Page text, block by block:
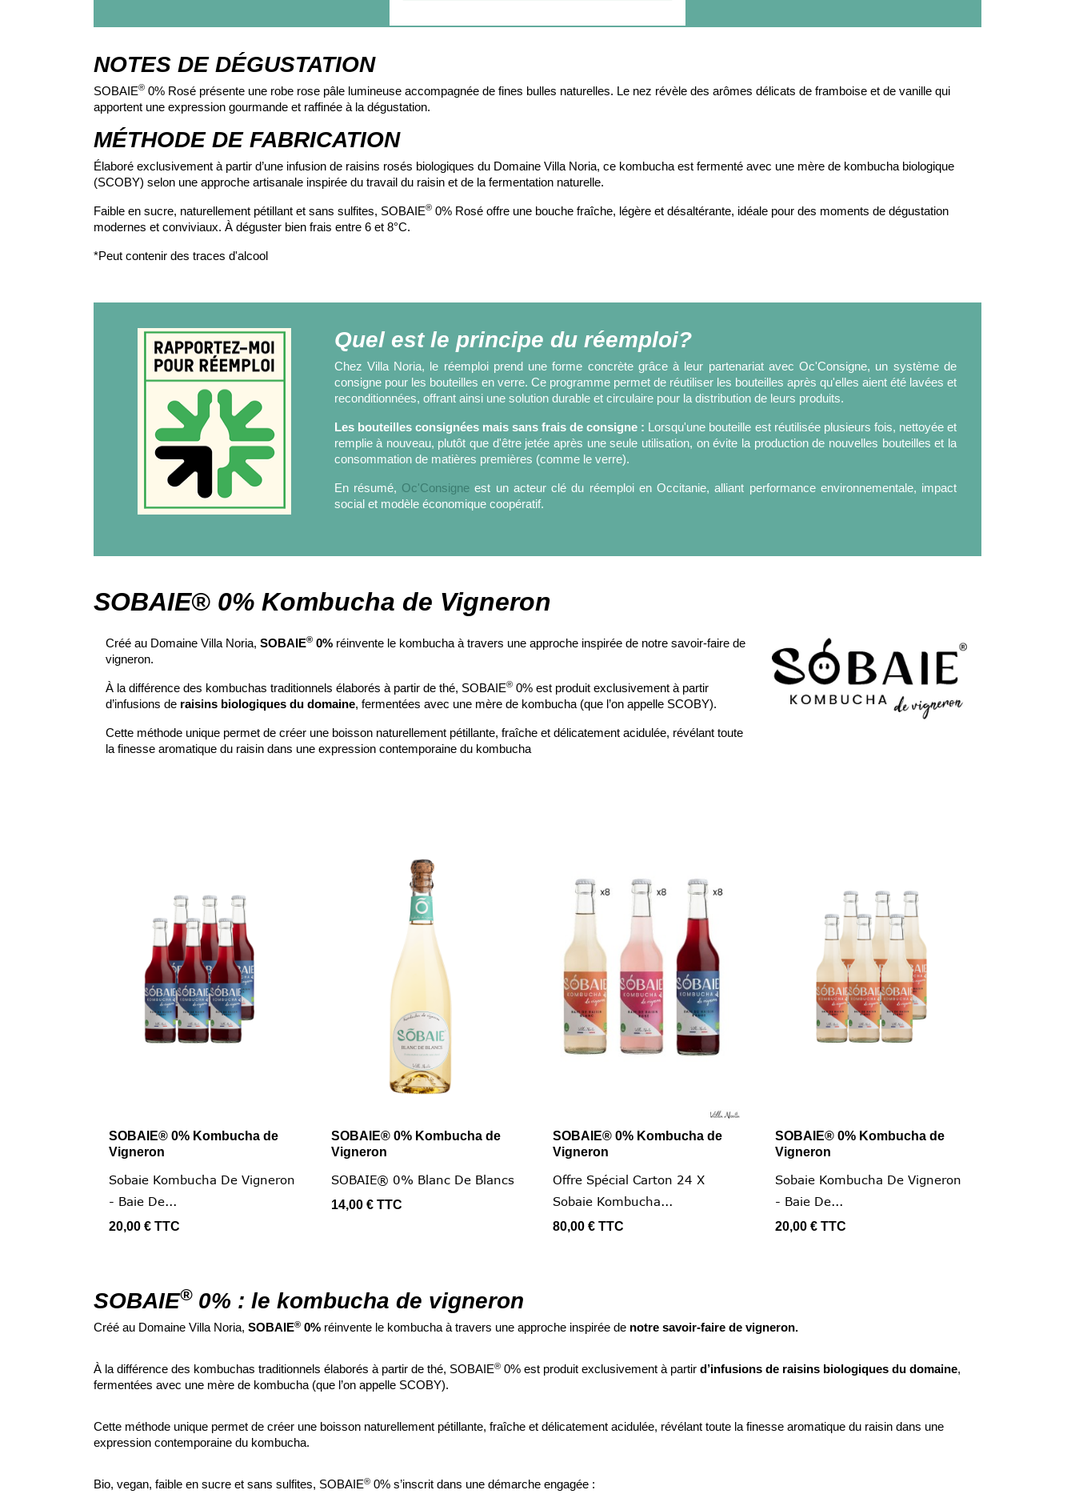
NOTES DE DÉGUSTATION
SOBAIE® 0% Rosé présente une robe rose pâle lumineuse accompagnée de fines bulles naturelles. Le nez révèle des arômes délicats de framboise et de vanille qui
apportent une expression gourmande et raffinée à la dégustation.
MÉTHODE DE FABRICATION
Élaboré exclusivement à partir d’une infusion de raisins rosés biologiques du Domaine Villa Noria, ce kombucha est fermenté avec une mère de kombucha biologique
(SCOBY) selon une approche artisanale inspirée du travail du raisin et de la fermentation naturelle.
Faible en sucre, naturellement pétillant et sans sulfites, SOBAIE® 0% Rosé offre une bouche fraîche, légère et désaltérante, idéale pour des moments de dégustation
modernes et conviviaux. À déguster bien frais entre 6 et 8°C.
*Peut contenir des traces d'alcool
Quel est le principe du réemploi?
Chez Villa Noria, le réemploi prend une forme concrète grâce à leur partenariat avec Oc'Consigne, un système de
consigne pour les bouteilles en verre. Ce programme permet de réutiliser les bouteilles après qu'elles aient été lavées et
reconditionnées, offrant ainsi une solution durable et circulaire pour la distribution de leurs produits.
Les bouteilles consignées mais sans frais de consigne : Lorsqu'une bouteille est réutilisée plusieurs fois, nettoyée et
remplie à nouveau, plutôt que d'être jetée après une seule utilisation, on évite la production de nouvelles bouteilles et la
consommation de matières premières (comme le verre).
En résumé, Oc'Consigne est un acteur clé du réemploi en Occitanie, alliant performance environnementale, impact
social et modèle économique coopératif.
SOBAIE® 0% Kombucha de Vigneron
Créé au Domaine Villa Noria, SOBAIE® 0% réinvente le kombucha à travers une approche inspirée de notre savoir-faire de
vigneron.
À la différence des kombuchas traditionnels élaborés à partir de thé, SOBAIE® 0% est produit exclusivement à partir
d’infusions de raisins biologiques du domaine, fermentées avec une mère de kombucha (que l’on appelle SCOBY).
Cette méthode unique permet de créer une boisson naturellement pétillante, fraîche et délicatement acidulée, révélant toute
la finesse aromatique du raisin dans une expression contemporaine du kombucha
Vus rapide
SOBAIE® 0% Kombucha de
Vigneron
Sobaie Kombucha De Vigneron
- Baie De...
20,00 € TTC
Vus rapide
SOBAIE® 0% Kombucha de
Vigneron
SOBAIE® 0% Blanc De Blancs
14,00 € TTC
Vus rapide
SOBAIE® 0% Kombucha de
Vigneron
Offre Spécial Carton 24 X
Sobaie Kombucha...
80,00 € TTC
Vus rapide
SOBAIE® 0% Kombucha de
Vigneron
Sobaie Kombucha De Vigneron
- Baie De...
20,00 € TTC
SOBAIE®0% : le kombucha de vigneron
Créé au Domaine Villa Noria, SOBAIE® 0% réinvente le kombucha à travers une approche inspirée de notre savoir-faire de vigneron.
À la différence des kombuchas traditionnels élaborés à partir de thé, SOBAIE® 0% est produit exclusivement à partir d’infusions de raisins biologiques du domaine,
fermentées avec une mère de kombucha (que l’on appelle SCOBY).
Cette méthode unique permet de créer une boisson naturellement pétillante, fraîche et délicatement acidulée, révélant toute la finesse aromatique du raisin dans une
expression contemporaine du kombucha.
Bio, vegan, faible en sucre et sans sulfites, SOBAIE® 0% s’inscrit dans une démarche engagée :